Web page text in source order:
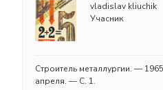
vladislav kliuchik
Учасник
Строитель металлургии. —
апреля. — С. 1.